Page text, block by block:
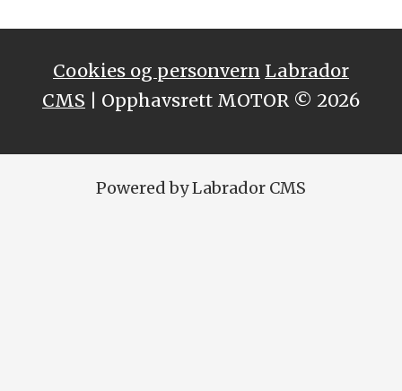
Cookies og personvern Labrador
CMS | Opphavsrett MOTOR © 2026
Powered by Labrador CMS